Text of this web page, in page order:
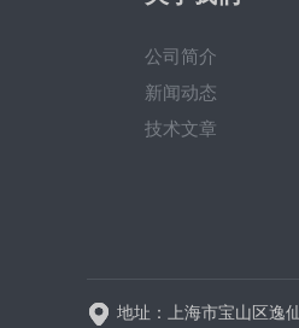
公司简介
新闻动态
技术文章
地址：上海市宝山区逸